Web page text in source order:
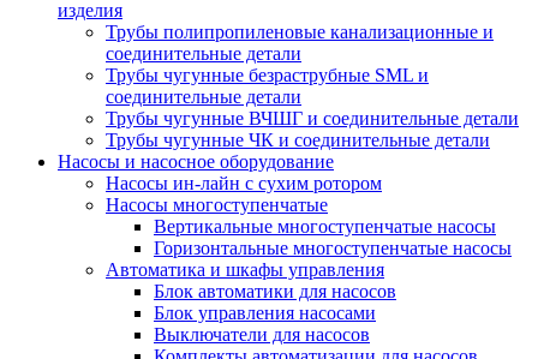
изделия
Трубы полипропиленовые канализационные и
соединительные детали
Трубы чугунные безраструбные SML и
соединительные детали
Трубы чугунные ВЧШГ и соединительные детали
Трубы чугунные ЧК и соединительные детали
Насосы и насосное оборудование
Насосы ин-лайн с сухим ротором
Насосы многоступенчатые
Вертикальные многоступенчатые насосы
Горизонтальные многоступенчатые насосы
Автоматика и шкафы управления
Блок автоматики для насосов
Блок управления насосами
Выключатели для насосов